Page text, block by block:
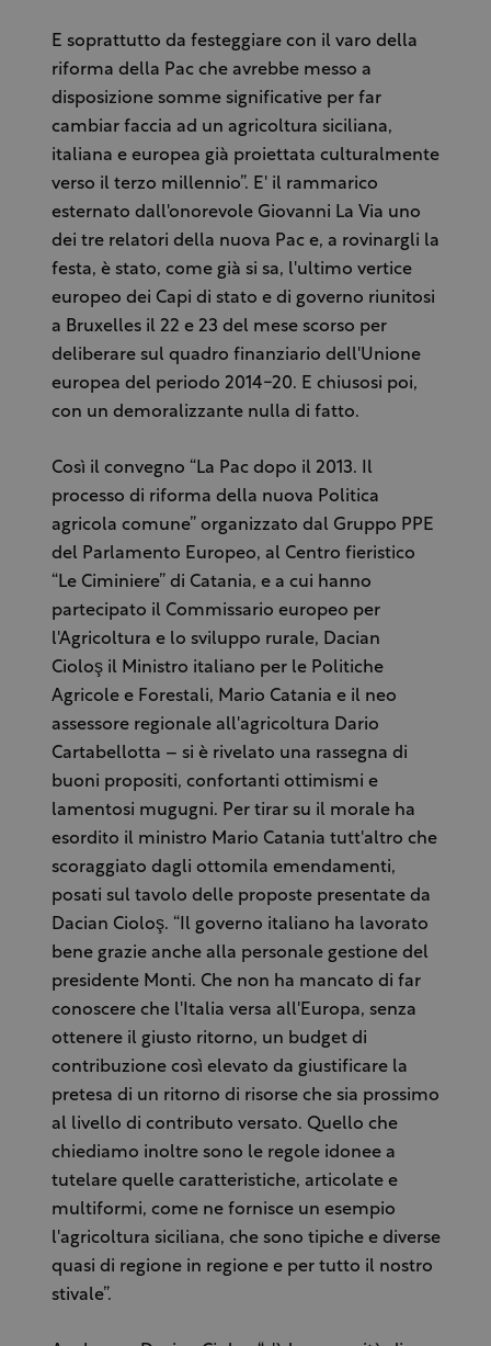
E soprattutto da festeggiare con il varo della
riforma della Pac che avrebbe messo a
disposizione somme significative per far
cambiar faccia ad un agricoltura siciliana,
italiana e europea già proiettata culturalmente
verso il terzo millennio”. E' il rammarico
esternato dall'onorevole Giovanni La Via uno
dei tre relatori della nuova Pac e, a rovinargli la
festa, è stato, come già si sa, l'ultimo vertice
europeo dei Capi di stato e di governo riunitosi
a Bruxelles il 22 e 23 del mese scorso per
deliberare sul quadro finanziario dell'Unione
europea del periodo 2014-20. E chiusosi poi,
con un demoralizzante nulla di fatto.
Così il convegno “La Pac dopo il 2013. Il
processo di riforma della nuova Politica
agricola comune” organizzato dal Gruppo PPE
del Parlamento Europeo, al Centro fieristico
“Le Ciminiere” di Catania, e a cui hanno
partecipato il Commissario europeo per
l'Agricoltura e lo sviluppo rurale, Dacian
Cioloş il Ministro italiano per le Politiche
Agricole e Forestali, Mario Catania e il neo
assessore regionale all'agricoltura Dario
Cartabellotta – si è rivelato una rassegna di
buoni propositi, confortanti ottimismi e
lamentosi mugugni. Per tirar su il morale ha
esordito il ministro Mario Catania tutt'altro che
scoraggiato dagli ottomila emendamenti,
posati sul tavolo delle proposte presentate da
Dacian Cioloş. “Il governo italiano ha lavorato
bene grazie anche alla personale gestione del
presidente Monti. Che non ha mancato di far
conoscere che l'Italia versa all'Europa, senza
ottenere il giusto ritorno, un budget di
contribuzione così elevato da giustificare la
pretesa di un ritorno di risorse che sia prossimo
al livello di contributo versato. Quello che
chiediamo inoltre sono le regole idonee a
tutelare quelle caratteristiche, articolate e
multiformi, come ne fornisce un esempio
l'agricoltura siciliana, che sono tipiche e diverse
quasi di regione in regione e per tutto il nostro
stivale”.